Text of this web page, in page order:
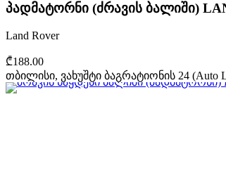
პადმატორნი (ძრავის ბალიში)
Land Rover
₾188.00
თბილისი, ვახუშტი ბაგრატიონის 24 (Auto